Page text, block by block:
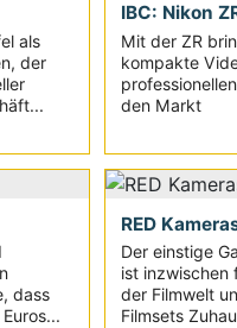
als
der
IBC: Nikon
Mit der ZR
kompakte
den Markt
dass
RED
Der einstige
ist inzwischen
der Filmwelt
Filmsets